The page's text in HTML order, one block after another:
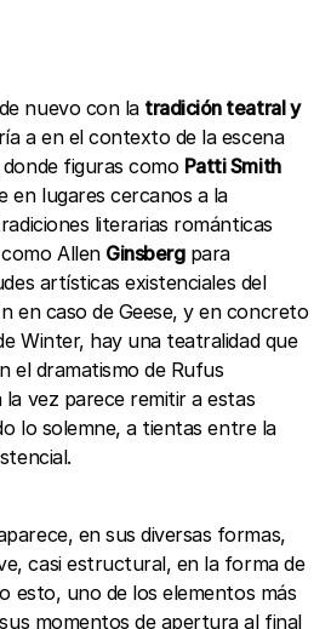
nuevo con la tradición teatral y
a en el contexto de la escena
figuras como Patti Smith
en lugares cercanos a la
literarias románticas
Allen Ginsbergpara
artísticas existenciales del
en caso de Geese, y en concreto
Winter, hay una teatralidad que
el dramatismo de Rufus
vez parece remitir a estas
lo solemne, a tientas entre la
en sus diversas formas,
casi estructural, en la forma de
esto, uno de los elementos más
momentos de apertura al final